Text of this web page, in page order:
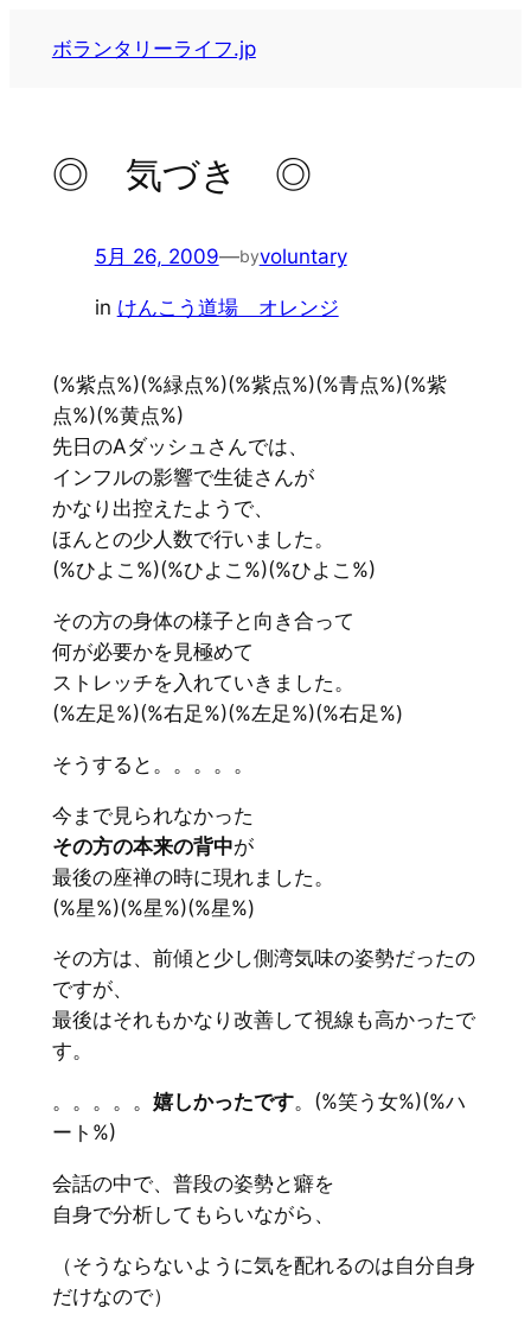
ボランタリーライフ.jp
◎ 気づき ◎
5月 26, 2009—byvoluntary
in けんこう道場 オレンジ
(%紫点%)(%緑点%)(%紫点%)(%青点%)(%紫
点%)(%黄点%)
先日のAダッシュさんでは、
インフルの影響で生徒さんが
かなり出控えたようで、
ほんとの少人数で行いました。
(%ひよこ%)(%ひよこ%)(%ひよこ%)
その方の身体の様子と向き合って
何が必要かを見極めて
ストレッチを入れていきました。
(%左足%)(%右足%)(%左足%)(%右足%)
そうすると。。。。。
今まで見られなかった
その方の本来の背中が
最後の座禅の時に現れました。
(%星%)(%星%)(%星%)
その方は、前傾と少し側湾気味の姿勢だったの
ですが、
最後はそれもかなり改善して視線も高かったで
す。
。。。。。 嬉しかったです。(%笑う女%)(%ハ
ート%)
会話の中で、普段の姿勢と癖を
自身で分析してもらいながら、
（そうならないように気を配れるのは自分自身
だけなので）